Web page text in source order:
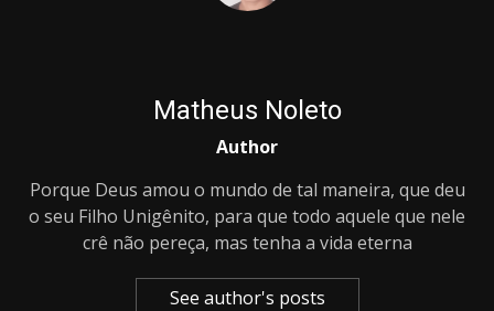
Matheus Noleto
Author
Porque Deus amou o mundo de tal maneira, que deu
o seu Filho Unigênito, para que todo aquele que nele
crê não pereça, mas tenha a vida eterna
See author's posts